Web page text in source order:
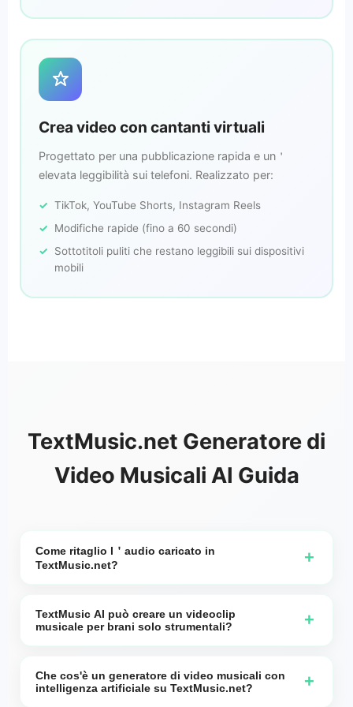
Crea video con cantanti virtuali
Progettato per una pubblicazione rapida e un＇
elevata leggibilità sui telefoni. Realizzato per:
TikTok, YouTube Shorts, Instagram Reels
Modifiche rapide (fino a 60 secondi)
Sottotitoli puliti che restano leggibili sui dispositivi
mobili
TextMusic.net Generatore di
Video Musicali AI Guida
Come ritaglio l＇audio caricato in
TextMusic.net?
+
TextMusic.net o il tuo audio caricato, devi impostare
un＇ora di Inizio Taglio (Trim Start) e un＇ora di Fine
fondamentale. Imposta il punto di fine dopo che una
riga di testo di una canzone o una frase parlata è
TextMusic AI può creare un videoclip
musicale per brani solo strumentali?
+
traccia strumentale che hai creato su TextMusic AI o
da una traccia strumentale che carichi. Nel menu a
Che cos'è un generatore di video musicali con
intelligenza artificiale su TextMusic.net?
+